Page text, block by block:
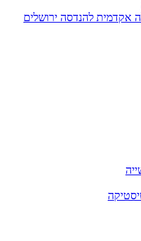
אקדמית להנדסה ירושלים